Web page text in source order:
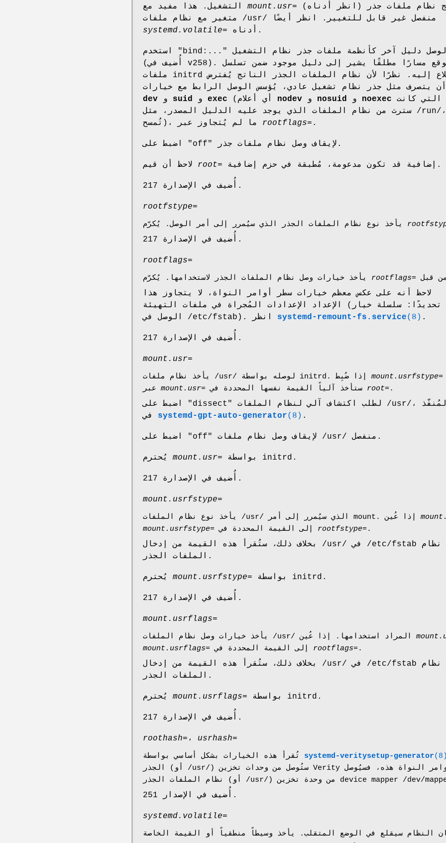
mount.usr= (انظر أدناه) لدمج نظام ملفات جذر
متغير مع نظام ملفات /usr/ منفصل غير قابل للتغيير. انظر أيضًا
systemd.volatile=
أدناه.
استخدم "bind:..." لوصل دليل آخر كأنظمة ملفات جذر نظام التشغيل
(أُضيف في v258). يتوقع مسارًا مطلقًا يشير إلى دليل موجود ضمن تسلسل
ملفات initrd للإقلاع إليه. نظرًا لأن نظام الملفات الجذر الناتج يُفترض
أن يتصرف مثل جذر نظام تشغيل عادي، يُؤسس الوصل الرابط مع خيارات
dev
suid exec nodev nosuid noexec
سترث من نظام الملفات الذي يوجد عليه الدليل المصدر، مثل /run/،
rootflags= .
اضبط على "off" لإيقاف وصل نظام ملفات جذر.
root= إضافية قد تكون مدعومة، مُطبقة في حزم إضافية.
أُضيف في الإصدارة 217.
rootfstype=
أُضيف في الإصدارة 217.
rootflags=
rootflags=
لاحظ أنه على عكس معظم خيارات سطر أوامر النواة، لا يتجاوز هذا
الإعداد الإعدادات المُجراة في ملفات التهيئة (تحديدًا: سلسلة خيار
systemd-remount-fs.service(8) .
أُضيف في الإصدارة 217.
mount.usr=
mount.usrfstype=
mount.usr= root=.
اضبط على "dissect" لطلب اكتشاف آلي لنظام الملفات /usr/، المُنفّذ
systemd-gpt-auto-generator(8) .
اضبط على "off" لإيقاف وصل نظام ملفات /usr/ منفصل.
mount.usr= بواسطة initrd.
أُضيف في الإصدارة 217.
mount.usrfstype=
mount.usrfstype=
rootfstype=.
بخلاف ذلك، ستُقرأ هذه القيمة من إدخال /usr/ في /etc/fstab على نظام
الملفات الجذر.
mount.usrfstype= بواسطة initrd.
أُضيف في الإصدارة 217.
mount.usrflags=
mount.usrflags=
rootflags=.
بخلاف ذلك، ستُقرأ هذه القيمة من إدخال /usr/ في /etc/fstab على نظام
الملفات الجذر.
mount.usrflags= بواسطة initrd.
أُضيف في الإصدارة 217.
roothash= ، usrhash=
systemd-veritysetup-generator
الجذر (أو /usr/) ستُوصل من وحدات تخزين Verity مع التجزئات المحددة. إذا عُين خيارات سطر أوامر النواة هذه، فسيُوصل
أُضيف في الإصدار 251.
systemd.volatile=